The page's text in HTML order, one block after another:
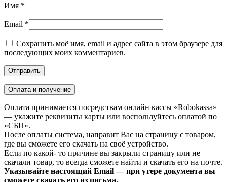
Имя *
Email *
Сохранить моё имя, email и адрес сайта в этом браузере для
последующих моих комментариев.
Оплата и получение
Оплата принимается посредствам онлайн кассы «Robokassa»
— укажите реквизиты карты или воспользуйтесь оплатой по
«СБП».
После оплаты система, направит Вас на страницу с товаром,
где вы сможете его скачать на своё устройство.
Если по какой- то причине вы закрыли страницу или не
скачали товар, то всегда сможете найти и скачать его на почте.
Указывайте настоящий Email — при утере документа вы
сможете скачать его из письма.